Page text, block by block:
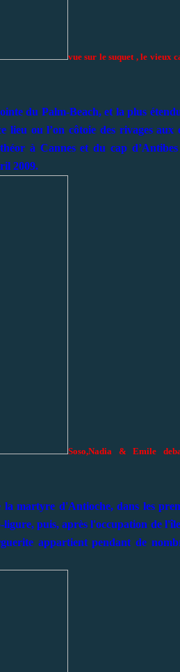
vue sur le suquet , le vieux
du Palm-Beach, et la plus
lieu ou l’on côtoie des rivages aux
à Cannes et du cap
2009.
Soso,Nadia & Emile
martyre d'Antioche, dans les
puis, après l'occupation de
appartient pendant de